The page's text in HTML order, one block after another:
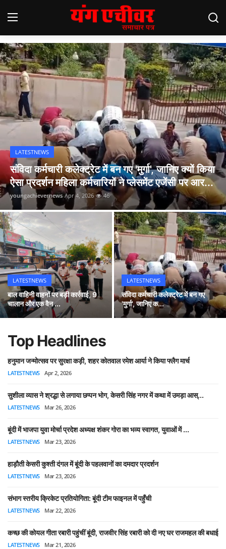
Home
Latestnews
Contact
Young Achiever News
LATESTNEWS
संविदा कर्मचारी कलेक्ट्रेट में बन गए 'मुर्गा', जानिए क्यों किया
ऐसा प्रदर्शन महिला कर्मचारियों ने प्लेसमेंट एजेंसी पर आर...
youngachievernews Apr 4, 2026 46
LATESTNEWS
बाल वाहिनी वाहनों पर बड़ी कार्रवाई, 9
चालान और एक वैन ...
LATESTNEWS
संविदा कर्मचारी कलेक्ट्रेट में बन गए
'मुर्गा', जानिए क...
Top Headlines
हनुमान जन्मोत्सव पर सुरक्षा कड़ी, शहर कोतवाल रमेश आर्या ने किया फ्लैग मार्च
LATESTNEWS Apr 2, 2026
सुशीला व्यास ने श्रद्धा से लगाया छप्पन भोग, केसरी सिंह नगर में कथा में उमड़ा आस्...
LATESTNEWS Mar 26, 2026
बूंदी में भाजपा युवा मोर्चा प्रदेश अध्यक्ष शंकर गोरा का भव्य स्वागत, युवाओं में ...
LATESTNEWS Mar 23, 2026
हाड़ौती केसरी कुश्ती दंगल में बूंदी के पहलवानों का दमदार प्रदर्शन
LATESTNEWS Mar 23, 2026
संभाग स्तरीय क्रिकेट प्रतियोगिता: बूंदी टीम फाइनल में पहुँची
LATESTNEWS Mar 22, 2026
कच्छ की कोयल गीता रबारी पहुंचीं बूंदी, राजवीर सिंह रबारी को दी नए घर राजमहल की बधाई
LATESTNEWS Mar 21, 2026